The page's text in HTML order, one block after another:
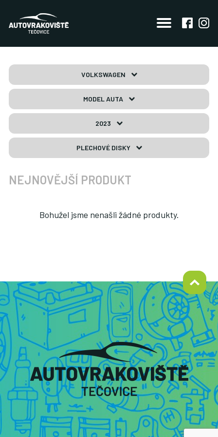
VOLKSWAGEN
MODEL AUTA
2023
PLECHOVÉ DISKY
NEJNOVĚJŠÍ PRODUKT
Bohužel jsme nenašli žádné produkty.